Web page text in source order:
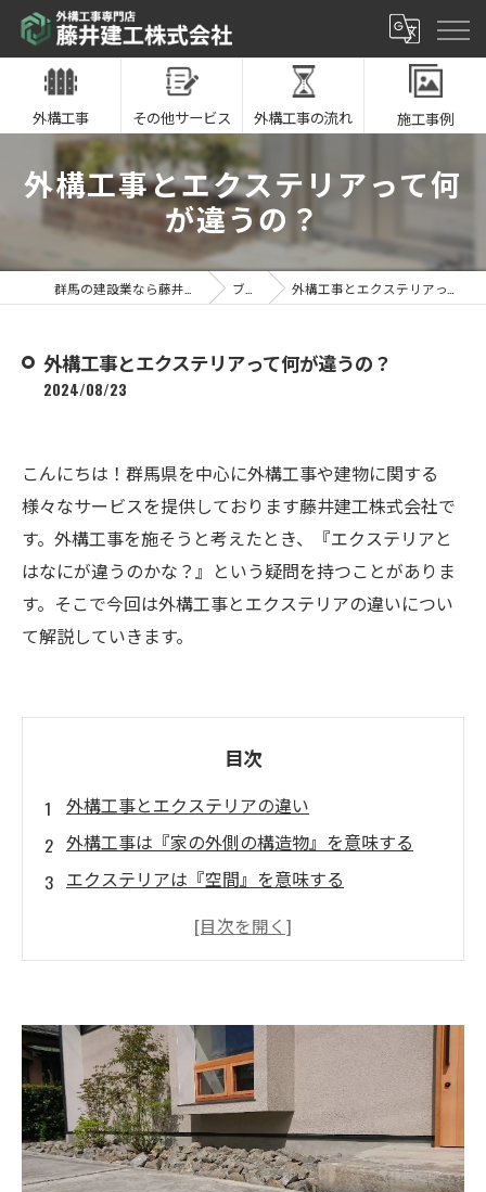
外構工事 その他サービス 外構工事の流れ 施工事例
外構工事とエクステリアって何
が違うの？
ブログ 外構工事とエクステリアって何が違うの？
外構工事とエクステリアって何が違うの？
2024/08/23
こんにちは！群馬県を中心に外構工事や建物に関する
様々なサービスを提供しております藤井建工株式会社で
す。外構工事を施そうと考えたとき、『エクステリアと
はなにが違うのかな？』という疑問を持つことがありま
す。そこで今回は外構工事とエクステリアの違いについ
て解説していきます。
目次
外構工事とエクステリアの違い
外構工事は『家の外側の構造物』を意味する
エクステリアは『空間』を意味する
『外構工事』は『エクステリア』を豊かにする
駐車スペースが適切か
フェンスや門扉は防犯面で役に立つ
何の目的で設置したいかを明確に
デザイン性にこだわりすぎず冷静な設計を
外構工事はエクステリアを整えるもの